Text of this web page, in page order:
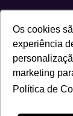
Os cookies
experiência
marketing
Política de
3º